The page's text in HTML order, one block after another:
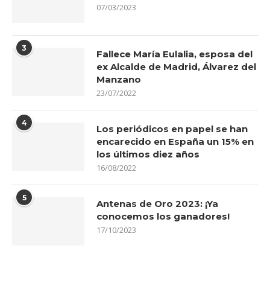
07/03/2023
3
Fallece María Eulalia, esposa del
ex Alcalde de Madrid, Álvarez del
Manzano
23/07/2022
4
Los periódicos en papel se han
encarecido en España un 15% en
los últimos diez años
16/08/2022
5
Antenas de Oro 2023: ¡Ya
conocemos los ganadores!
17/10/2023